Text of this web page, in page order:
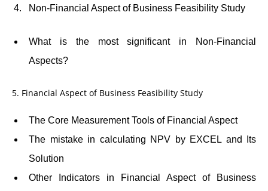
Non-Financial Aspect of Business Feasibility Study
What is the most significant in Non-Financial
Aspects?
5. Financial Aspect of Business Feasibility Study
The Core Measurement Tools of Financial Aspect
The mistake in calculating NPV by EXCEL and Its
Solution
Other Indicators in Financial Aspect of Business